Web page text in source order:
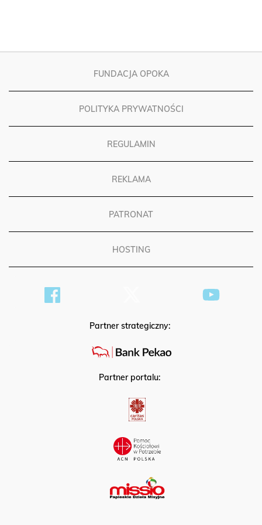
FUNDACJA OPOKA
POLITYKA PRYWATNOŚCI
REGULAMIN
REKLAMA
PATRONAT
HOSTING
Partner strategiczny:
Partner portalu: